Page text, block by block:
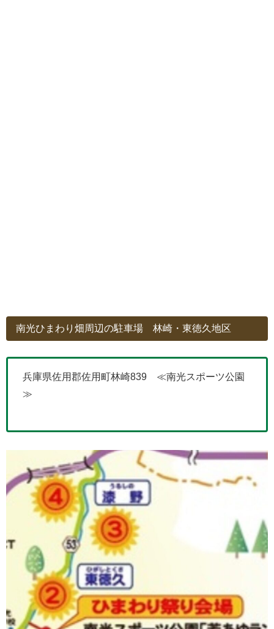
南光ひまわり畑周辺の駐車場 林崎・東徳久地区
兵庫県佐用郡佐用町林崎839 ≪南光スポーツ公園
≫